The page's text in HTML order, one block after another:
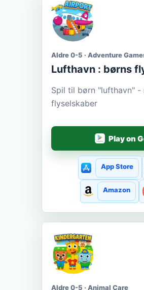
Aldre 0-5 · Adventure
Lufthavn : børns
Spil til børn "lufthavn" -
flyselskaber
Play on
App Store
Amazon
Aldre 0-5 · Animal Care